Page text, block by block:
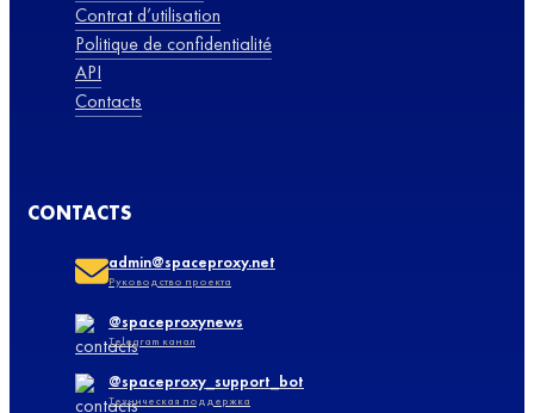
Contrat d’utilisation
Politique de confidentialité
API
Contacts
CONTACTS
admin@spaceproxy.net
Руководство проекта
@spaceproxynews
Telegram канал
@spaceproxy_support_bot
Техническая поддержка